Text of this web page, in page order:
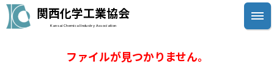
関西化学工業協会
Kansai Chemical Industry Association
ファイルが見つかりません。